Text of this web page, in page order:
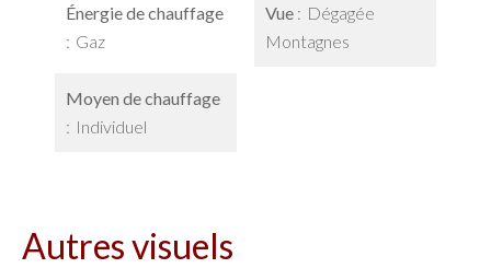
Énergie de chauffage
Gaz
Moyen de chauffage
Individuel
Vue
Dégagée
Montagnes
Autres visuels